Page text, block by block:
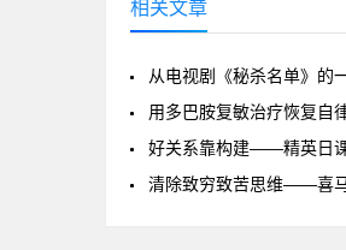
相关文章
用多巴胺复敏治疗恢复自
好关系靠构建——精英日课